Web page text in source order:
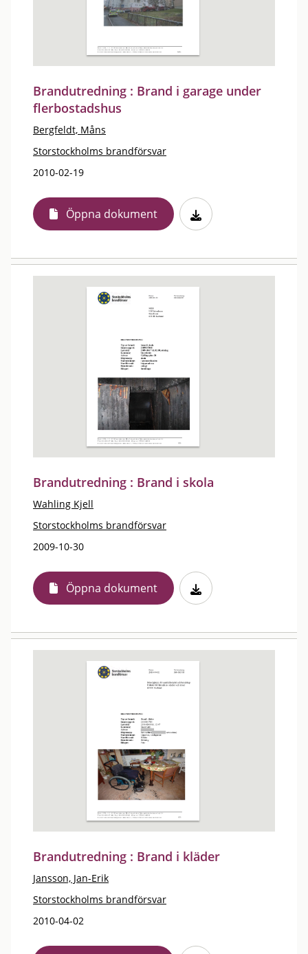
Brandutredning : Brand i garage under
flerbostadshus
Bergfeldt, Måns
Storstockholms brandförsvar
2010-02-19
Öppna dokument
Brandutredning : Brand i skola
Wahling Kjell
Storstockholms brandförsvar
2009-10-30
Öppna dokument
Brandutredning : Brand i kläder
Jansson, Jan-Erik
Storstockholms brandförsvar
2010-04-02